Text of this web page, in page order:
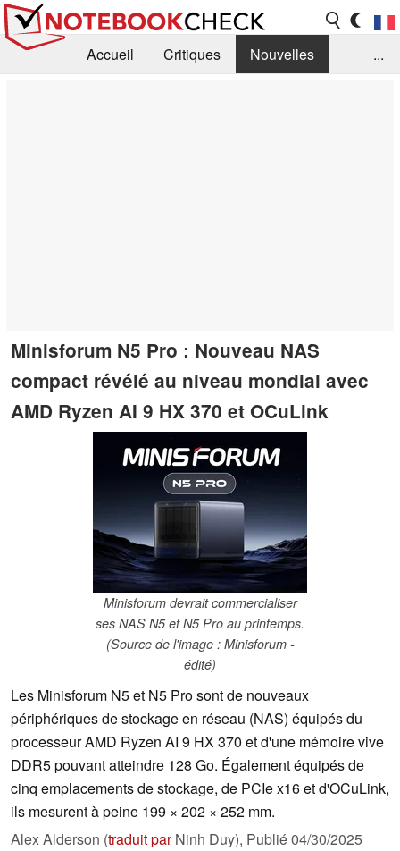
Accueil Critiques
Nouvelles
...
Minisforum N5 Pro : Nouveau NAS
compact révélé au niveau mondial avec
AMD Ryzen AI 9 HX 370 et OCuLink
Minisforum devrait commercialiser
ses NAS N5 et N5 Pro au printemps.
(Source de l'image : Minisforum -
édité)
Les Minisforum N5 et N5 Pro sont de nouveaux
périphériques de stockage en réseau (NAS) équipés du
processeur AMD Ryzen AI 9 HX 370 et d'une mémoire vive
DDR5 pouvant atteindre 128 Go. Également équipés de
cinq emplacements de stockage, de PCIe x16 et d'OCuLink,
ils mesurent à peine 199 × 202 × 252 mm.
Alex Alderson (traduit parNinh Duy), Publié04/30/2025